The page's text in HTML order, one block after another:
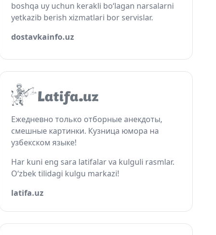
boshqa uy uchun kerakli bo‘lagan narsalarni
yetkazib berish xizmatlari bor servislar.
dostavkainfo.uz
Ежедневно только отборные анекдоты,
смешные картинки. Кузница юмора на
узбекском языке!
Har kuni eng sara latifalar va kulguli rasmlar.
O‘zbek tilidagi kulgu markazi!
latifa.uz